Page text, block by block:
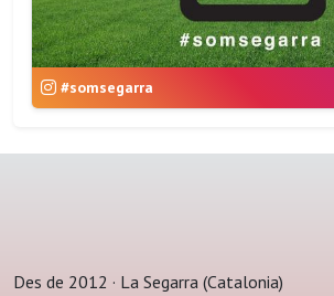
#somsegarra
Des de 2012 · La Segarra (Catalonia)